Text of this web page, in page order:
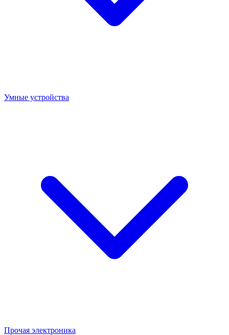
Умные устройства
Прочая электроника